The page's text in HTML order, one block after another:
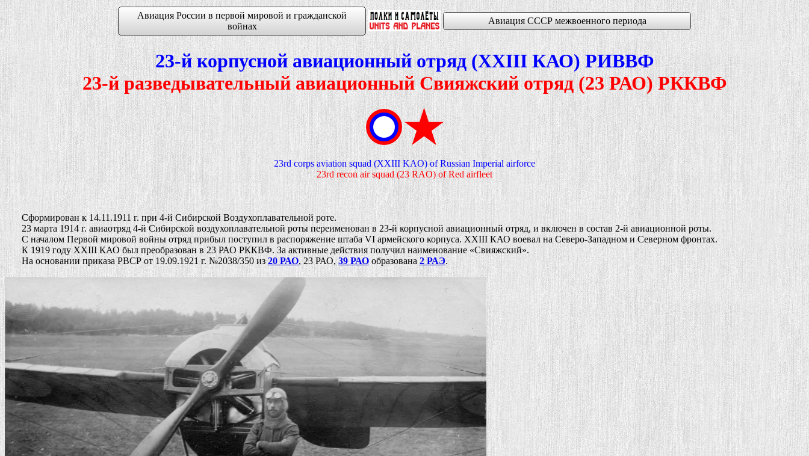
Авиация России в первой мировой и гражданской
войнах
Авиация СССР межвоенного периода
23-й корпусной авиационный отряд (XXIII КАО) РИВВФ
23-й разведывательный авиационный Свияжский отряд (23 РАО) РККВФ
23rd corps aviation squad (XXIII KAO) of Russian Imperial airforce
23rd recon air squad (23 RAO) of Red airfleet
Сформирован к 14.11.1911 г. при 4-й Сибирской Воздухоплавательной роте.
23 марта 1914 г. авиаотряд 4-й Сибирской воздухоплавательной роты переименован в 23-й корпусной авиационный отряд, и включен в состав 2-й авиационной роты.
С началом Первой мировой войны отряд прибыл поступил в распоряжение штаба VI армейского корпуса. XXIII КАО воевал на Северо-Западном и Северном фронтах.
К 1919 году XXIII КАО был преобразован в 23 РАО РККВФ. За активные действия получил наименование «Свияжский».
На основании приказа РВСР от 19.09.1921 г. №2038/350 из20 РАО, 23 РАО,39 РАОобразована2 РАЭ.